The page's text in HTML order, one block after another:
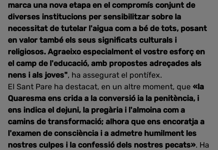
marca una nova etapa en el compromís conjunt de
diverses institucions per sensibilitzar sobre la
necessitat de tutelar l'aigua com a bé de tots, posant
en valor també els seus significats culturals i
religiosos. Agraeixo especialment el vostre esforç en
el camp de l'educació, amb propostes adreçades als
nens i als joves", ha assegurat el pontífex.
El Sant Pare ha destacat, en un altre moment, que «la
Quaresma ens crida a la conversió ia la penitència, i
ens indica el dejuni, la pregària i l'almoina com a
camins de transformació; alhora que ens encoratja a
l'examen de consciència i a admetre humilment les
nostres culpes i la confessió dels nostres pecats». Ha